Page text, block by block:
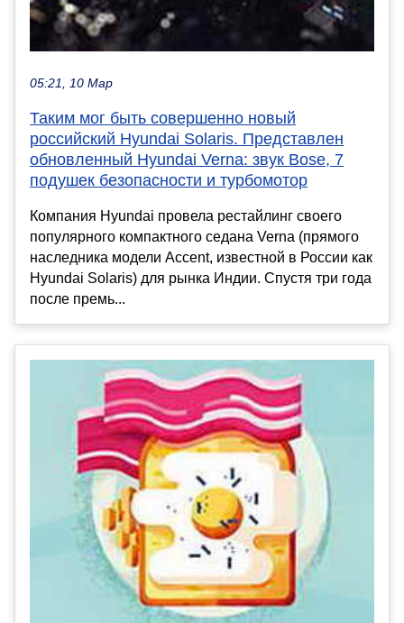
05:21, 10 Мар
Таким мог быть совершенно новый
российский Hyundai Solaris. Представлен
обновленный Hyundai Verna: звук Bose, 7
подушек безопасности и турбомотор
Компания Hyundai провела рестайлинг своего
популярного компактного седана Verna (прямого
наследника модели Accent, известной в России как
Hyundai Solaris) для рынка Индии. Спустя три года
после премь...